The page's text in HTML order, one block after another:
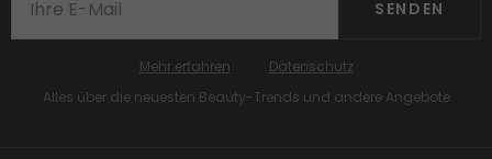
SENDEN
Alles über die neuesten Beauty-Trends und andere Angebote
Mehr erfahren Datenschutz